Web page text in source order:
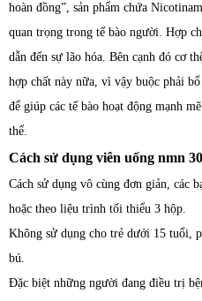
hoàn đồng”, sản phẩm chứa
quan trọng trong tế bào người. Hợp
dẫn đến sự lão hóa. Bên cạnh đó cơ
hợp chất này nữa, vì vậy buộc phải
để giúp các tế bào hoạt động mạnh
thể.
Cách sử dụng viên uống nmn
Cách sử dụng vô cùng đơn giản, các
hoặc theo liệu trình tối thiểu 3 hộp.
Không sử dụng cho trẻ dưới 15 tuổi,
bú.
Đặc biệt những người đang điều trị